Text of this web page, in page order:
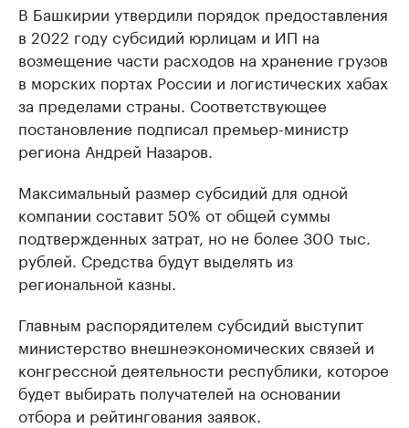
В Башкирии утвердили порядок предоставления
в 2022 году субсидий юрлицам и ИП на
возмещение части расходов на хранение грузов
в морских портах России и логистических хабах
за пределами страны. Соответствующее
постановление подписал премьер-министр
региона Андрей Назаров.
Максимальный размер субсидий для одной
компании составит 50% от общей суммы
подтвержденных затрат, но не более 300 тыс.
рублей. Средства будут выделять из
региональной казны.
Главным распорядителем субсидий выступит
министерство внешнеэкономических связей и
конгрессной деятельности республики, которое
будет выбирать получателей на основании
отбора и рейтингования заявок.